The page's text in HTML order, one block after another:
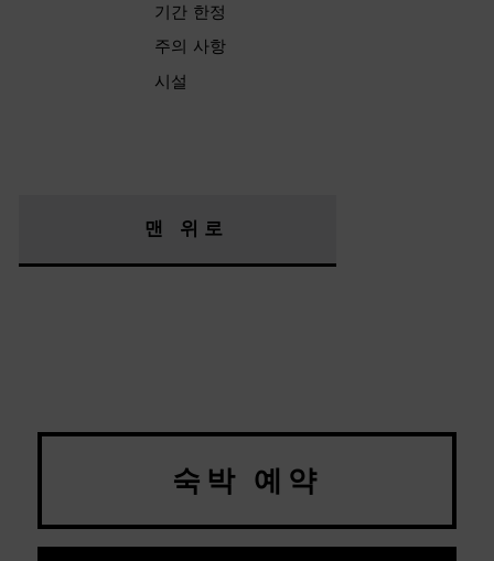
기간 한정
주의 사항
시설
맨 위로
숙박 예약